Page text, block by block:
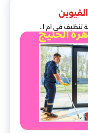
تنظيف في ام ا..